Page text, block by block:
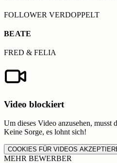
FOLLOWER VERDOPPELT
BEATE
FRED & FELIA
Video blockiert
Um dieses Video anzusehen, musst
Keine Sorge, es lohnt sich!
COOKIES FÜR VIDEOS
MEHR BEWERBER